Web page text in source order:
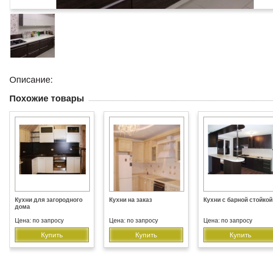
Описание:
Похожие товары
Кухни для загородного
дома
Цена: по запросу
Купить
Кухни на заказ
Цена: по запросу
Купить
Кухни с барной стойкой
Цена: по запросу
Купить